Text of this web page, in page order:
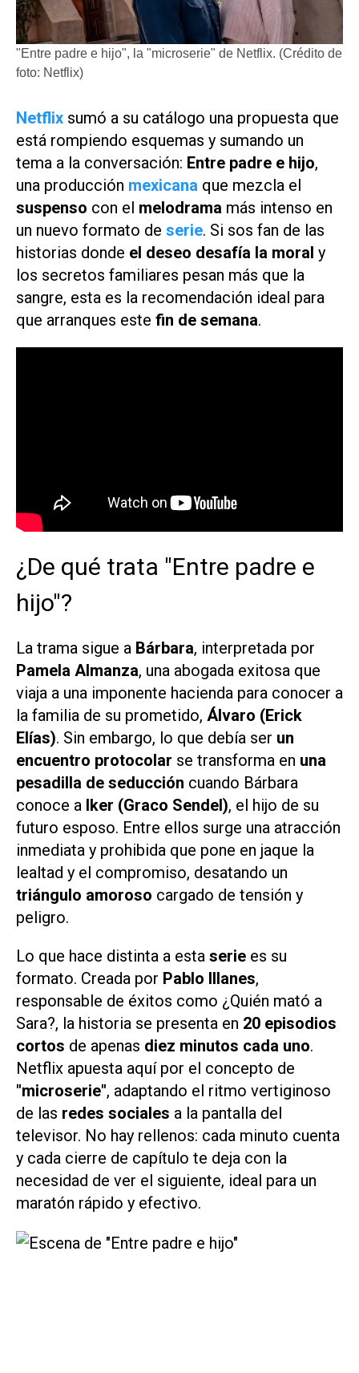
"Entre padre e hijo", la "microserie" de Netflix. (Crédito de
foto: Netflix)
Netflix sumó a su catálogo una propuesta que
está rompiendo esquemas y sumando un
tema a la conversación: Entre padre e hijo,
una producción mexicana que mezcla el
suspenso con el melodrama más intenso en
un nuevo formato de serie. Si sos fan de las
historias donde el deseo desafía la moral y
los secretos familiares pesan más que la
sangre, esta es la recomendación ideal para
que arranques este fin de semana.
¿De qué trata "Entre padre e
hijo"?
La trama sigue a Bárbara, interpretada por
Pamela Almanza, una abogada exitosa que
viaja a una imponente hacienda para conocer a
la familia de su prometido, Álvaro (Erick
Elías). Sin embargo, lo que debía ser un
encuentro protocolar se transforma en una
pesadilla de seducción cuando Bárbara
conoce a Iker (Graco Sendel), el hijo de su
futuro esposo. Entre ellos surge una atracción
inmediata y prohibida que pone en jaque la
lealtad y el compromiso, desatando un
triángulo amoroso cargado de tensión y
peligro.
Lo que hace distinta a esta serie es su
formato. Creada por Pablo Illanes,
responsable de éxitos como ¿Quién mató a
Sara?, la historia se presenta en 20 episodios
cortos de apenas diez minutos cada uno.
Netflix apuesta aquí por el concepto de
"microserie", adaptando el ritmo vertiginoso
de las redes sociales a la pantalla del
televisor. No hay rellenos: cada minuto cuenta
y cada cierre de capítulo te deja con la
necesidad de ver el siguiente, ideal para un
maratón rápido y efectivo.